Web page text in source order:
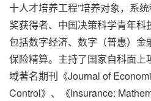
十人才培养工程”培养对象，系
奖获得者、中国决策科学青年
包括数字经济、数字（普惠）金
保险精算。主持了国家自科面
域著名期刊《Journal of
Control》、《Insurance: